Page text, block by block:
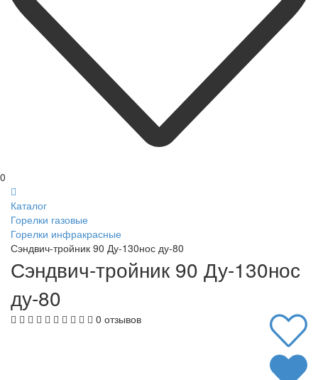
0
Каталог
Горелки газовые
Горелки инфракрасные
Сэндвич-тройник 90 Ду-130нос ду-80
Сэндвич-тройник 90 Ду-130нос
ду-80
0 отзывов